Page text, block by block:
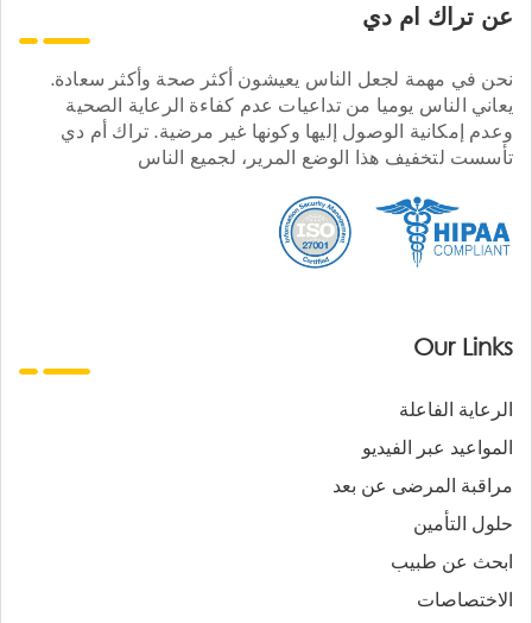
عن تراك ام دي
نحن في مهمة لجعل الناس يعيشون أكثر صحة وأكثر سعادة.
يعاني الناس يوميا من تداعيات عدم كفاءة الرعاية الصحية
وعدم إمكانية الوصول إليها وكونها غير مرضية. تراك أم دي
تأسست لتخفيف هذا الوضع المرير، لجميع الناس
Our Links
الرعاية الفاعلة
المواعيد عبر الفيديو
مراقبة المرضى عن بعد
حلول التأمين
ابحث عن طبيب
الاختصاصات